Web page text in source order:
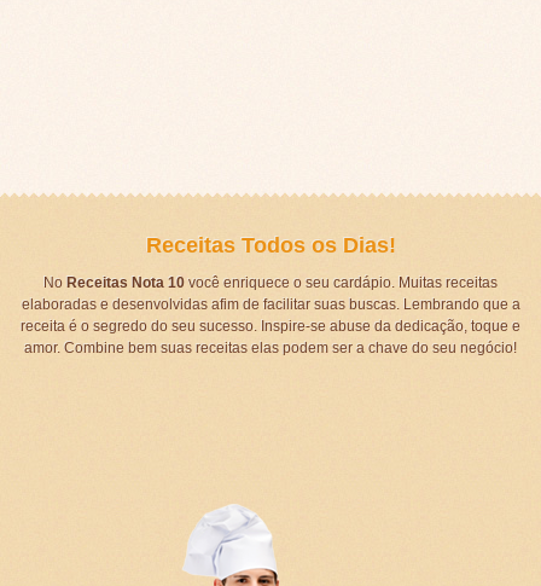
Receitas Todos os Dias!
No Receitas Nota 10você enriquece o seu cardápio. Muitas receitas
elaboradas e desenvolvidas afim de facilitar suas buscas. Lembrando que a
receita é o segredo do seu sucesso. Inspire-se abuse da dedicação, toque e
amor. Combine bem suas receitas elas podem ser a chave do seu negócio!